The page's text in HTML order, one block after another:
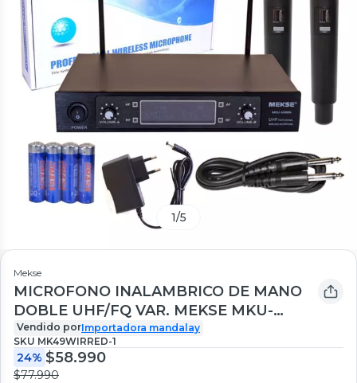
1/5
Mekse
MICROFONO INALAMBRICO DE MANO
DOBLE UHF/FQ VAR. MEKSE MKU-
5000N
Vendido porImportadora mandalay
SKU MK49WIRRED-1
24% $58.990
$77.990